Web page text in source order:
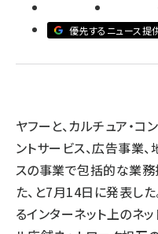
z世代 (1622)
優先するニュース提
ヤフーと、カルチュア・コ
ントサービス、広告事業
スの事業で包括的な業
た、と7月14日に発表し
るインターネット上のネ